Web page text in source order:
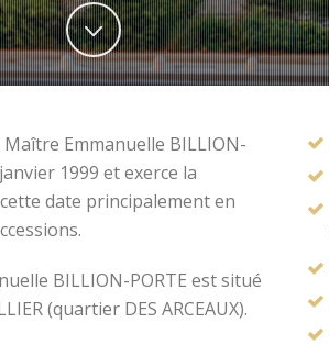
Maître Emmanuelle BILLION-
1999 et exerce la
date principalement en
BILLION-PORTE est situé
(quartier DES ARCEAUX).